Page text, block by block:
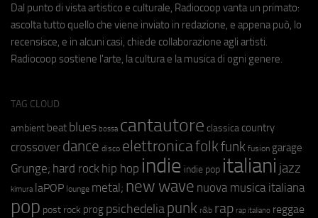
Dal punto di vista artistico e culturale, Radiocoop vanta un primato:
ascolta tutto quello che viene inviato in redazione, e appena può, lo
recensisce, e in alcuni casi, chiede collaborazione agli artisti.
Radiocoop sostiene l'arte, la cultura e la musica di ogni genere.
TAG CLOUD
ambient beat blues bossa cantautore classica country
crossover dance disco elettronicafolkfunk fusion garage
Grunge; hard rock hip hop indie indie pop italiani jazz
kimura laPOP lounge metal; new wave nuova musica italiana
pop post rock prog psichedeliapunk r&b rap rap italiano reggae